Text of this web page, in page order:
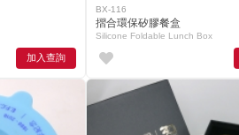
加入查詢
BX-116
摺合環保矽膠餐盒
Silicone Foldable Lunch Box